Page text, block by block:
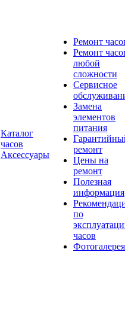
Каталог
часов
Аксессуары
Ремонт
Ремонт
любой
сложности
Сервисное
Замена
элементов
питания
ремонт
Цены на
ремонт
Полезная
информация
по
часов
Фотогалерея